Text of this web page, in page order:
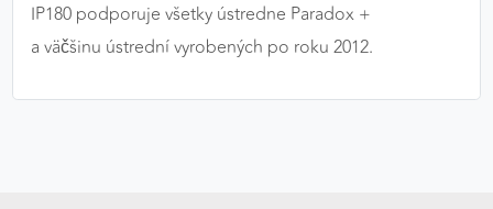
IP180 podporuje všetky ústredne Paradox +
a väčšinu ústrední vyrobených po roku 2012.